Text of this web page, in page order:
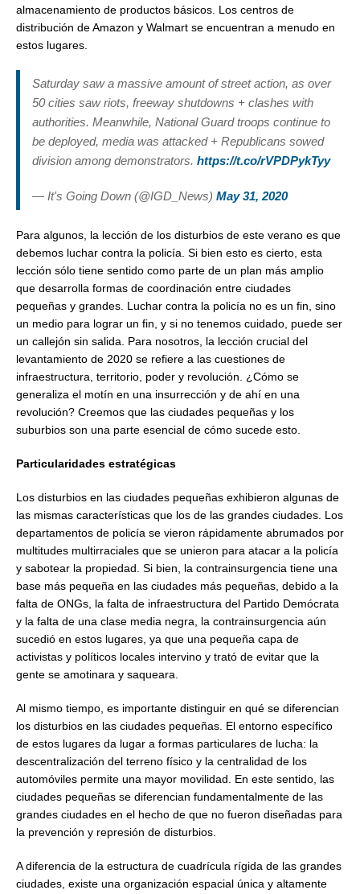
almacenamiento de productos básicos. Los centros de
distribución de Amazon y Walmart se encuentran a menudo en
estos lugares.
Saturday saw a massive amount of street action, as over
50 cities saw riots, freeway shutdowns + clashes with
authorities. Meanwhile, National Guard troops continue to
be deployed, media was attacked + Republicans sowed
division among demonstrators. https://t.co/rVPDPykTyy
— It's Going Down (@IGD_News) May 31, 2020
Para algunos, la lección de los disturbios de este verano es que
debemos luchar contra la policía. Si bien esto es cierto, esta
lección sólo tiene sentido como parte de un plan más amplio
que desarrolla formas de coordinación entre ciudades
pequeñas y grandes. Luchar contra la policía no es un fin, sino
un medio para lograr un fin, y si no tenemos cuidado, puede ser
un callejón sin salida. Para nosotros, la lección crucial del
levantamiento de 2020 se refiere a las cuestiones de
infraestructura, territorio, poder y revolución. ¿Cómo se
generaliza el motín en una insurrección y de ahí en una
revolución? Creemos que las ciudades pequeñas y los
suburbios son una parte esencial de cómo sucede esto.
Particularidades estratégicas
Los disturbios en las ciudades pequeñas exhibieron algunas de
las mismas características que los de las grandes ciudades. Los
departamentos de policía se vieron rápidamente abrumados por
multitudes multirraciales que se unieron para atacar a la policía
y sabotear la propiedad. Si bien, la contrainsurgencia tiene una
base más pequeña en las ciudades más pequeñas, debido a la
falta de ONGs, la falta de infraestructura del Partido Demócrata
y la falta de una clase media negra, la contrainsurgencia aún
sucedió en estos lugares, ya que una pequeña capa de
activistas y políticos locales intervino y trató de evitar que la
gente se amotinara y saqueara.
Al mismo tiempo, es importante distinguir en qué se diferencian
los disturbios en las ciudades pequeñas. El entorno específico
de estos lugares da lugar a formas particulares de lucha: la
descentralización del terreno físico y la centralidad de los
automóviles permite una mayor movilidad. En este sentido, las
ciudades pequeñas se diferencian fundamentalmente de las
grandes ciudades en el hecho de que no fueron diseñadas para
la prevención y represión de disturbios.
A diferencia de la estructura de cuadrícula rígida de las grandes
ciudades, existe una organización espacial única y altamente